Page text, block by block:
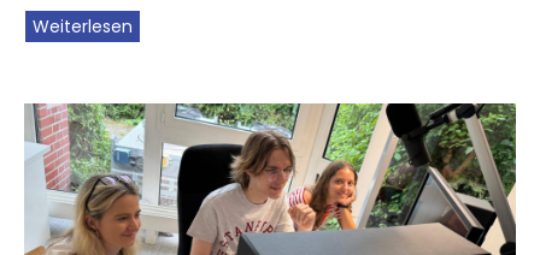
Weiterlesen